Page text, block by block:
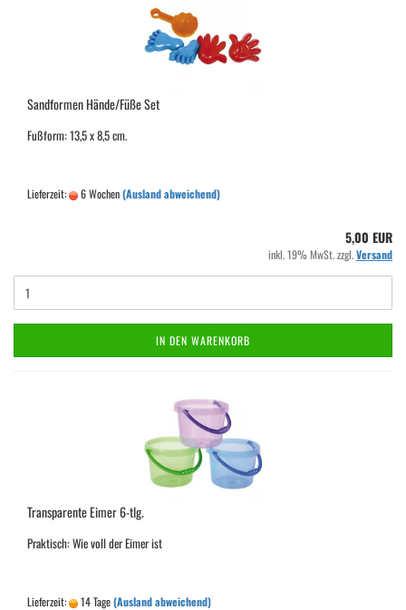
Sandformen Hände/Füße Set
Fußform: 13,5 x 8,5 cm.
Lieferzeit: 6 Wochen(Ausland abweichend)
5,00 EUR
inkl. 19% MwSt. zzgl.Versand
IN DEN WARENKORB
Transparente Eimer 6-tlg.
Praktisch: Wie voll der Eimer ist
Lieferzeit: 14 Tage(Ausland abweichend)